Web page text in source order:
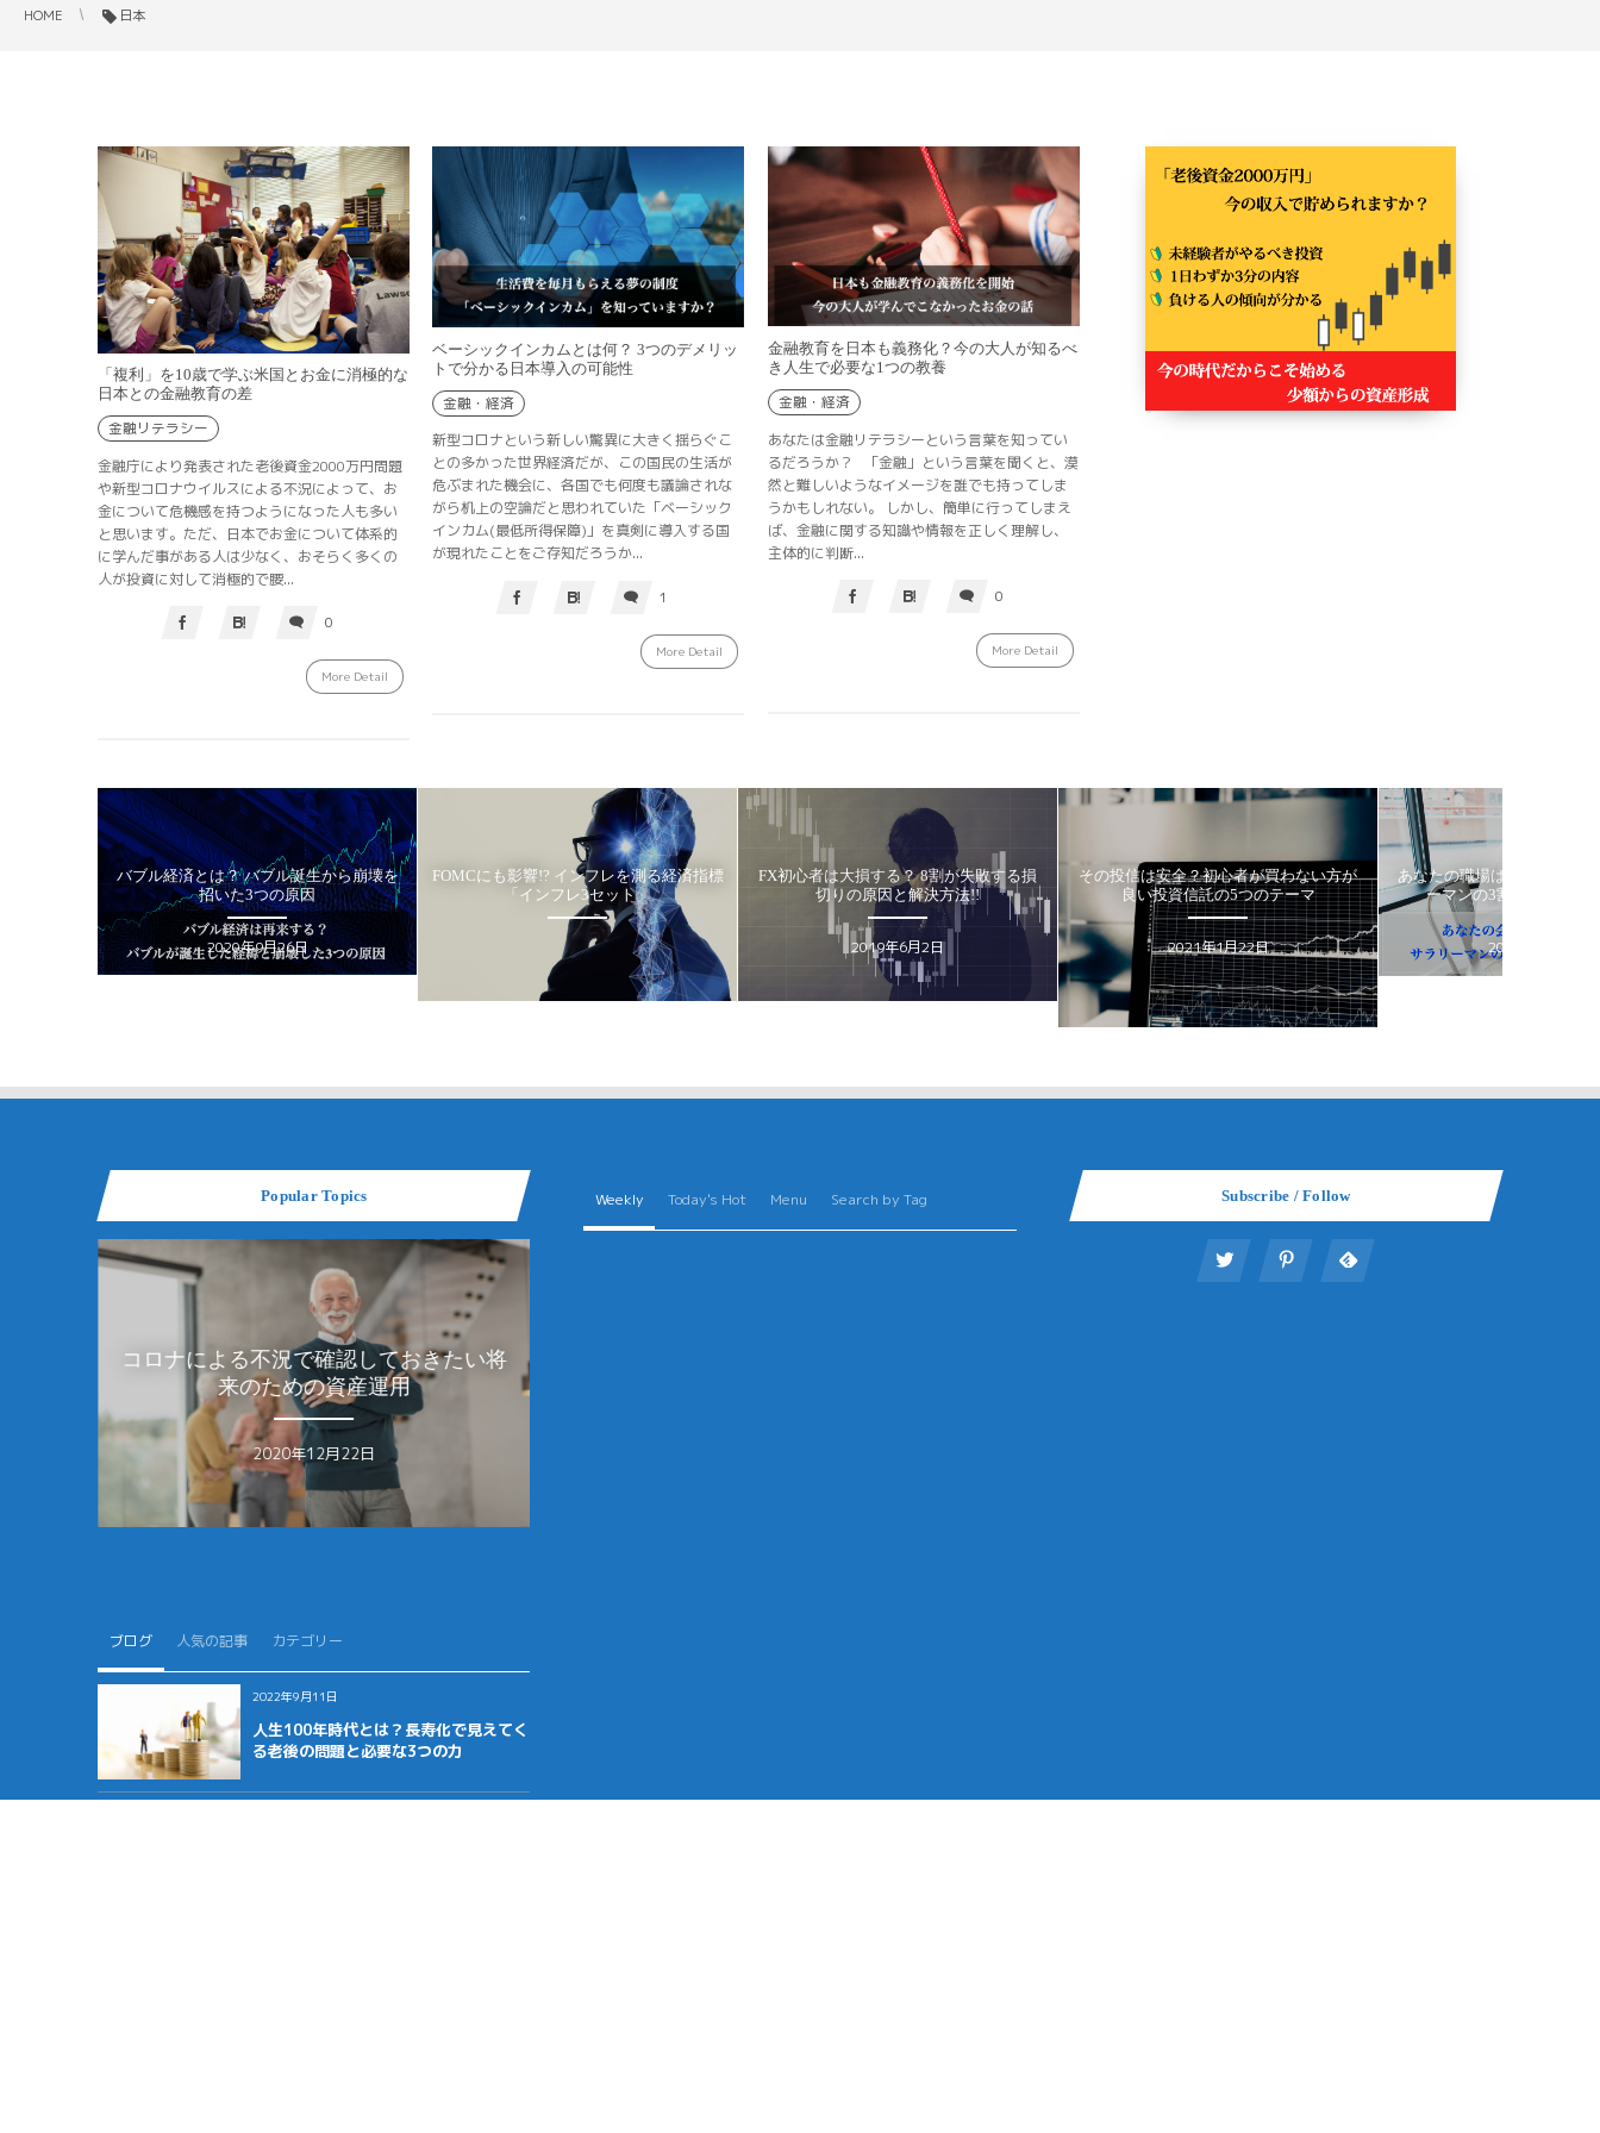
HOME 日本
「複利」を10歳で学ぶ米国とお金に消極的な
日本との金融教育の差
金融リテラシー
金融庁により発表された老後資金2000万円問題
や新型コロナウイルスによる不況によって、お
金について危機感を持つようになった人も多い
と思います。ただ、日本でお金について体系的
に学んだ事がある人は少なく、おそらく多くの
人が投資に対して消極的で腰...
0
More Detail
ベーシックインカムとは何？ 3つのデメリッ
トで分かる日本導入の可能性
金融・経済
新型コロナという新しい驚異に大きく揺らぐこ
との多かった世界経済だが、この国民の生活が
危ぶまれた機会に、各国でも何度も議論されな
がら机上の空論だと思われていた「ベーシック
インカム(最低所得保障)」を真剣に導入する国
が現れたことをご存知だろうか...
1
More Detail
金融教育を日本も義務化？今の大人が知るべ
き人生で必要な1つの教養
金融・経済
あなたは金融リテラシーという言葉を知ってい
るだろうか？ 「金融」という言葉を聞くと、漠
然と難しいようなイメージを誰でも持ってしま
うかもしれない。 しかし、簡単に行ってしまえ
ば、金融に関する知識や情報を正しく理解し、
主体的に判断...
0
More Detail
は？ バブル誕生から崩壊を
招いた3つの原因
2020年9月26日
HAKUMA
FOMCにも影響!? インフレを測る経済指標
「インフレ3セット」
FX初心者は大損する？ 8割が失敗する損
切りの原因と解決方法!!
2019年6月2日
その投信は安全？初心者が買わない方が
良い投資信託の5つのテーマ
2021年1月22日
Suru
あなたの職場はブラック企業か？ サラリ
ーマンの3割が不満を感じる理由
2020年5月15日
Suru
Popular Topics
不況で確認しておきたい将
2020年12月22日
HAKUMA
女性の4割が資産運用の必要性を感じて
る？女性に人気の投資ランキング
ブログ 人気の記事 カテゴリー
2022年9月11日
人生100年時代とは？長寿化で見えてく
る老後の問題と必要な3つの力
Weekly Today's Hot Menu Search by Tag Subscribe / Follow